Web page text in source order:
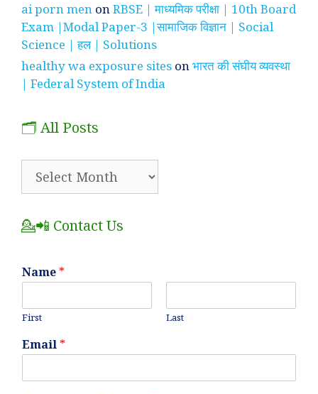
ai porn men onRBSE | माध्यमिक परीक्षा | 10th Board
Exam |Modal Paper-3 |सामाजिक विज्ञान | Social
Science | हल | Solutions
healthy wa exposure sites onभारत की संघीय व्यवस्था
| Federal System of India
🗂️ All Posts
💁📲 Contact Us
Name *
First Last
Email *